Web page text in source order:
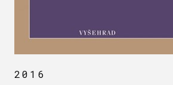
2016